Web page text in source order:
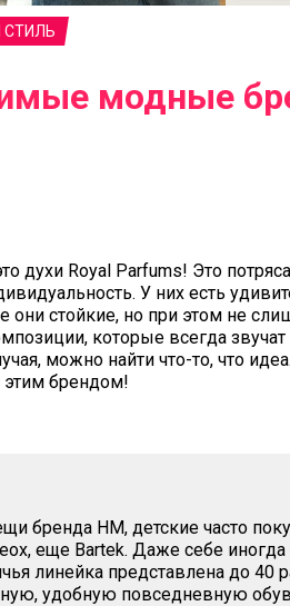
модные
духи Royal Parfums! Это
У них есть
они стойкие, но при этом не
которые всегда звучат
можно найти что-то, что
брендом!
бренда HM, детские часто
еще Bartek. Даже себе иногда
линейка представлена до 40
удобную повседневную